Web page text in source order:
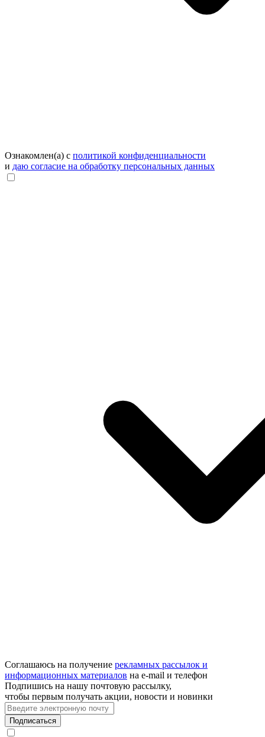
Ознакомлен(а) с политикой конфиденциальности
и даю согласие на обработку персональных данных
Соглашаюсь на получение рекламных рассылок и
информационных материалов на e‑mail и телефон
Подпишись на нашу почтовую рассылку,
чтобы первым получать акции, новости и новинки
Подписаться